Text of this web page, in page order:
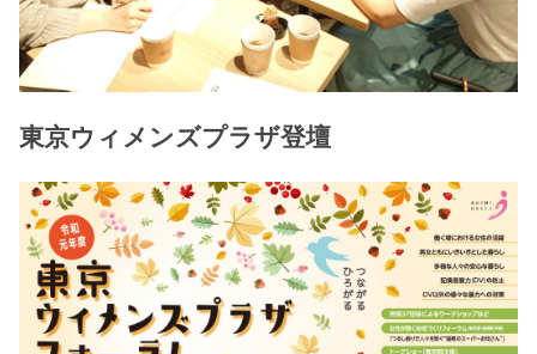
東京ウィメンズプラザ登壇